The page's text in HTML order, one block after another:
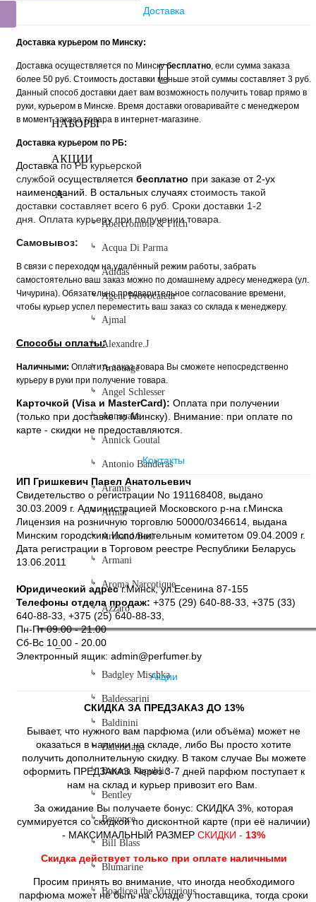
Доставка
Доставка курьером по Минску:
Доставка осуществляется по Минскубесплатно, если сумма заказа
более 50 руб. Стоимость доставки меньше этой суммы составляет 3 руб.
Данный способ доставки дает вам возможность получить товар прямо в
руки, курьером в Минске. Время доставки оговаривайте с менеджером
в момент заказа товара в интернет-магазине.
Доставка курьером по РБ:
Доставкапо РБ курьерской
службой осуществляется бесплатно при заказе от 2-ух
наименований. В остальных случаях стоимость такой
доставки составляет всего 6 руб. Сроки доставки 1-2
дня. Оплата курьеру при получении товара.
Самовывоз:
В связи с переходом на удалённый режим работы, забрать
самостоятельно ваш заказ можно по домашнему адресу менеджера (ул.
Чичурина). Обязательно предварительное согласование времени,
чтобы курьер успел переместить ваш заказ со склада к менеджеру.
Способы оплаты:
Наличными: Оплатить заказ товара Вы сможете непосредственно
курьеру в руки при получение товара.
Карточкой (Visa и MasterCard): Оплата при получении
(только при доставке по Минску). Внимание: при оплате по
карте - скидки не предоставляются.
Контакты
ИП Гришкевич Павел Анатольевич
Свидетельство о регистрации No 191168408, выдано
30.03.2009 г. Администрацией Московского р-на г.Минска
Лицензия на розничную торговлю 50000/0346614, выдана
Минским городским Исполнительным комитетом 09.04.2009 г.
Дата регистрации в Торговом реестре Республики Беларусь
13.06.2011
Юридический адресг.Минск, ул.Есенина 87-155
Телефоны отдела продаж: +375 (29) 640-88-33, +375 (33)
640-88-33, +375 (25) 640-88-33,
Пн-Пт 09.00 - 21.00
Сб-Вс 10.00 - 20.00
Электронный ящик: admin@perfumer.by
Акции
СКИДКА ЗА ПРЕДЗАКАЗ ДО 13%
Бывает, что нужного вам парфюма (или объёма) может не
оказаться в наличии на складе, либо Вы просто хотите
получить дополнительную скидку. В таком случае Вы можете
оформить ПРЕДЗАКАЗ. Через 3-7 дней парфюм поступает к
нам на склад и курьер привозит его Вам.
За ожидание Вы получаете бонус: СКИДКА 3%, которая
суммируется со скидкой по дисконтной карте (при её наличии)
- МАКСИМАЛЬНЫЙ РАЗМЕР СКИДКИ - 13%
Скидка действует только при оплате наличными
Просим принять во внимание, что иногда необходимого
парфюма может не быть на складе у поставщика, тогда сроки
НАБОРЫ
АКЦИИ
-A-
Abercrombie & Fitch
Acqua Di Parma
Adidas
Agent Provocateur
Ajmal
Alexandre.J
Amouage
Angel Schlesser
Annayake
Annick Goutal
Antonio Banderas
Aramis
Armaf
Armand Basi
Armani
Aroma Narcotique
Azzaro
-B-
Badgley Mischka
Baldessarini
Baldinini
Balenciaga
Banana Republic
Bentley
Beyonce
Bill Blass
Blumarine
Boadicea the Victorious